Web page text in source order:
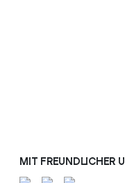
MIT FREUNDLICHER